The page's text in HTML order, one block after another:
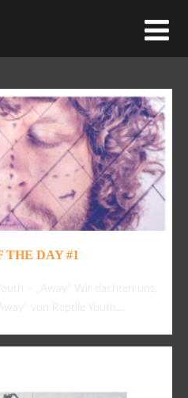
THE DAY #1
– „Away“ Wir dachten uns,
von Reptile Youth...